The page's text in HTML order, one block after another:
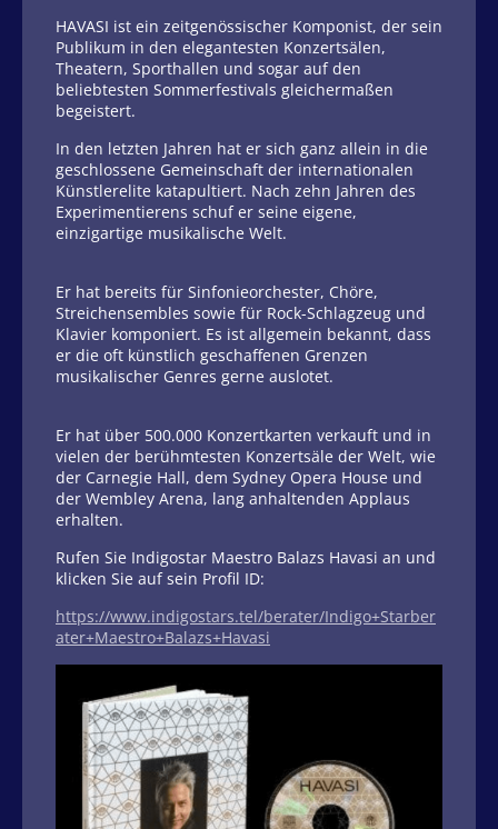
HAVASI ist ein zeitgenössischer Komponist, der sein
Publikum in den elegantesten Konzertsälen,
Theatern, Sporthallen und sogar auf den
beliebtesten Sommerfestivals gleichermaßen
begeistert.
In den letzten Jahren hat er sich ganz allein in die
geschlossene Gemeinschaft der internationalen
Künstlerelite katapultiert. Nach zehn Jahren des
Experimentierens schuf er seine eigene,
einzigartige musikalische Welt.
Er hat bereits für Sinfonieorchester, Chöre,
Streichensembles sowie für Rock-Schlagzeug und
Klavier komponiert. Es ist allgemein bekannt, dass
er die oft künstlich geschaffenen Grenzen
musikalischer Genres gerne auslotet.
Er hat über 500.000 Konzertkarten verkauft und in
vielen der berühmtesten Konzertsäle der Welt, wie
der Carnegie Hall, dem Sydney Opera House und
der Wembley Arena, lang anhaltenden Applaus
erhalten.
Rufen Sie Indigostar Maestro Balazs Havasi an und
klicken Sie auf sein Profil ID:
https://www.indigostars.tel/berater/Indigo+Starber
ater+Maestro+Balazs+Havasi